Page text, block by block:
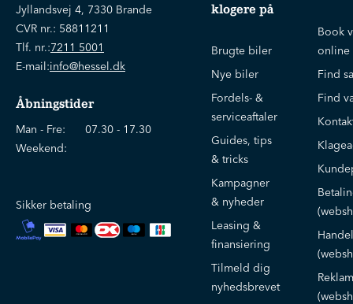
Jyllandsvej 4, 7330 Brande
CVR nr.: 58811211
Tlf. nr.:7211 5001
E-mail:info@hessel.dk
Åbningstider
Man - Fre:
07.30 - 17.30
Weekend:
Sikker betaling
klogere på
Brugte biler
Nye biler
Fordels- &
serviceaftaler
Guides, tips
& tricks
Kampagner
& nyheder
Leasing &
finansiering
Tilmeld dig
nyhedsbrevet
Book
online
Find
Find